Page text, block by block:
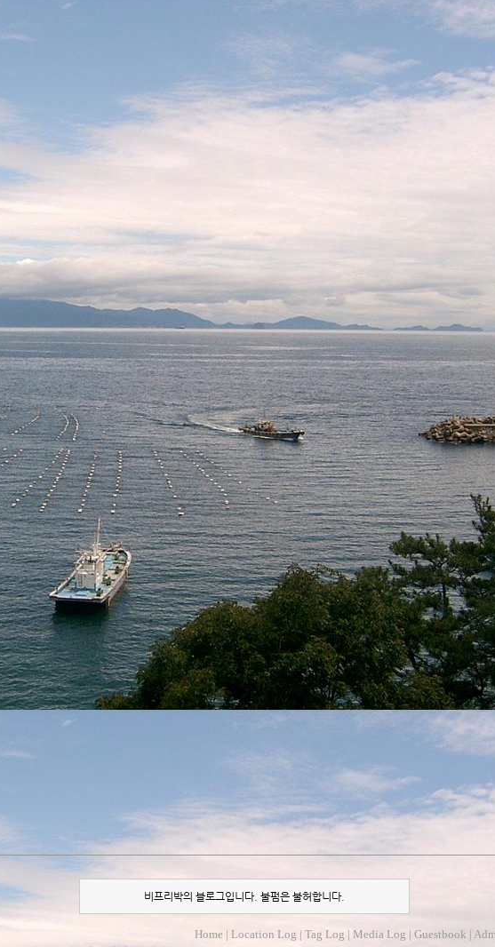
비프리박의 블로그입니다. 불펌은 불허합니다.
Home | Location Log | Tag Log | Media Log | Guestbook |